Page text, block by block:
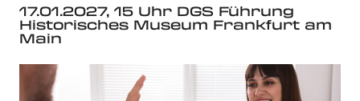
17.01.2027, 15 Uhr DGS Führung
Historisches Museum Frankfurt am
Main